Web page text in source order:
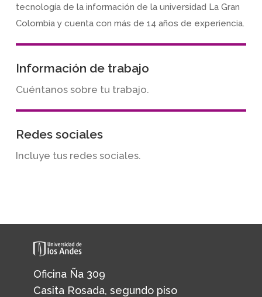
tecnología de la información de la universidad La Gran
Colombia y cuenta con más de 14 años de experiencia.
Información de trabajo
Cuéntanos sobre tu trabajo.
Redes sociales
Incluye tus redes sociales.
Oficina Ña 309
Casita Rosada, segundo piso